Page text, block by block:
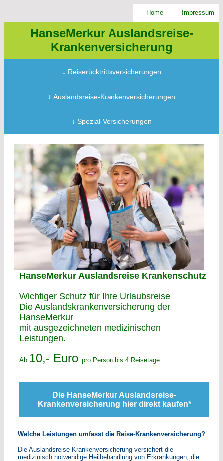
Home Impressum
HanseMerkur Auslandsreise-
Krankenversicherung
↓ Reiserücktrittsversicherungen
↓ Auslandsreise-­Krankenversicherungen
↓ Spezial-Versicherungen
HanseMerkur Auslandsreise Krankenschutz
Wichtiger Schutz für Ihre Urlaubsreise
Die Auslandskrankenversicherung der
HanseMerkur
mit ausgezeichneten medizinischen
Leistungen.
Ab 10,- Euro pro Person bis 4 Reisetage
Die HanseMerkur Auslandsreise-
Krankenversicherung hier direkt kaufen*
Welche Leistungen umfasst die Reise-Krankenversicherung?
Die Auslandsreise-Krankenversicherung versichert die
medizinisch notwendige Heilbehandlung von Erkrankungen, die